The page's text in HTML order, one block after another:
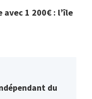
avec 1 200€ : l’île
du